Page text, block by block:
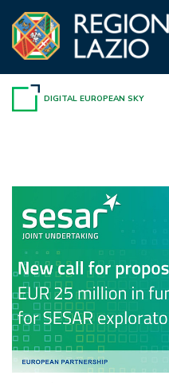
contenuto
DIGITAL EUROPEAN SKY